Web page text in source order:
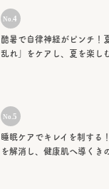
酷暑で自律神経がピンチ！
乱れ」をケアし、夏を楽し
睡眠ケアでキレイを制する
を解消し、健康肌へ導くき